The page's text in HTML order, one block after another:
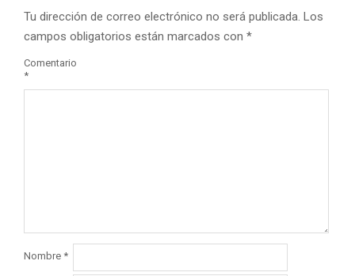
Tu dirección de correo electrónico no será publicada. Los
campos obligatorios están marcados con *
Comentario
*
Nombre *